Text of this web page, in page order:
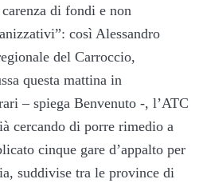
di fondi e non
così Alessandro
del Carroccio,
questa mattina in
– spiega Benvenuto -, l’ATC
cercando di porre rimedio a
cinque gare d’appalto per
suddivise tra le province di